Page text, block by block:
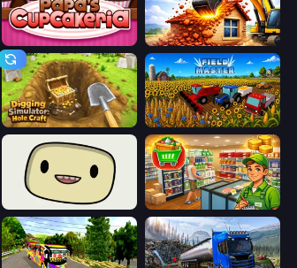
Papas Cupcakeria City Constructor
Digging Simulator: Hole Craft Field Master
SuperWEIRD Supermarket Simulator: Desert